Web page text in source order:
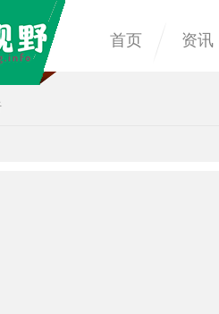
首页 资讯